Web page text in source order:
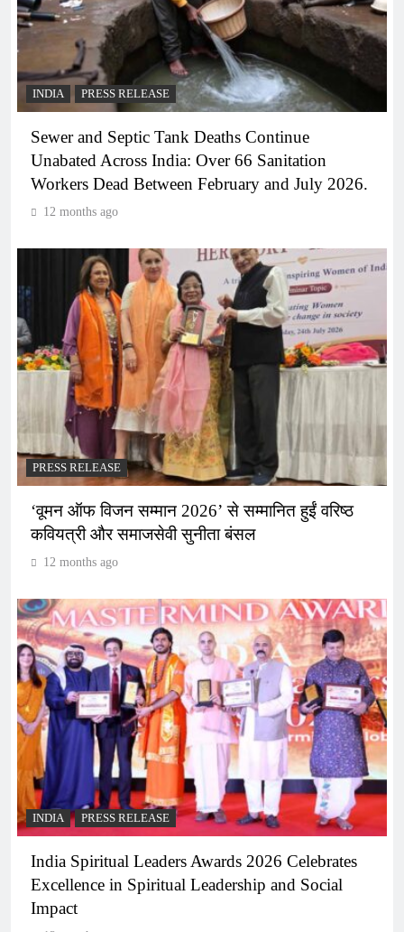
INDIA PRESS RELEASE
Sewer and Septic Tank Deaths Continue
Unabated Across India: Over 66 Sanitation
Workers Dead Between February and July 2026.
12 months ago
PRESS RELEASE
‘वूमन ऑफ विजन सम्मान 2026’ से सम्मानित हुईं वरिष्ठ
कवियत्री और समाजसेवी सुनीता बंसल
12 months ago
INDIA PRESS RELEASE
India Spiritual Leaders Awards 2026 Celebrates
Excellence in Spiritual Leadership and Social
Impact